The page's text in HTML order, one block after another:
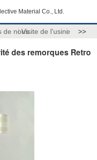
Material Co., Ltd.
de nousVisite de l'usine >>
des remorques Retro